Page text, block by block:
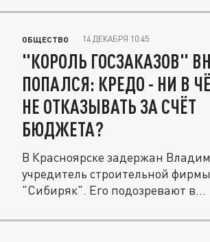
ОБЩЕСТВО 14 ДЕКАБРЯ 10:45
"КОРОЛЬ ГОСЗАКАЗОВ"
ПОПАЛСЯ: КРЕДО - НИ В
НЕ ОТКАЗЫВАТЬ ЗА СЧЁТ
БЮДЖЕТА?
В Красноярске задержан
учредитель строительной фирмы
"Сибиряк". Его подозревают в